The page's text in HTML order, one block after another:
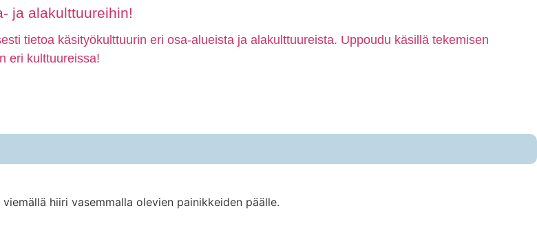
ja alakulttuureihin!
tietoa käsityökulttuurin eri osa-alueista ja alakulttuureista. Uppoudu käsillä tekemisen
eri kulttuureissa!
hiiri vasemmalla olevien painikkeiden päälle.